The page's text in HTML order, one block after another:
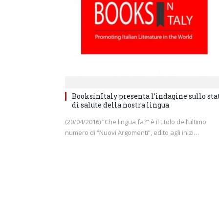
BooksinItaly presenta l’indagine sullo
di salute della nostra lingua
(20/04/2016) “Che lingua fa?” è il titolo dell’ultimo
numero di “Nuovi Argomenti”, edito agli inizi…